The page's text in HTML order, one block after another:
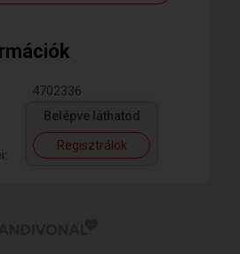
4702336
Belépve láthatod
Regisztrálok